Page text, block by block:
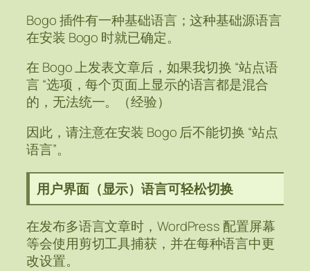
Bogo 插件有一种基础语言；这种基础源语言
在安装 Bogo 时就已确定。
在 Bogo 上发表文章后，如果我切换 “站点语
言 “选项，每个页面上显示的语言都是混合
的，无法统一。（经验）
因此，请注意在安装 Bogo 后不能切换 “站点
语言”。
用户界面（显示）语言可轻松切换
在发布多语言文章时，WordPress 配置屏幕
等会使用剪切工具捕获，并在每种语言中更
改设置。